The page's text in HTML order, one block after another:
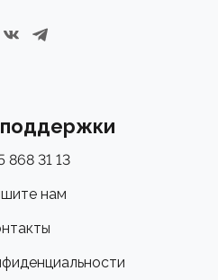
868 31 13
нам